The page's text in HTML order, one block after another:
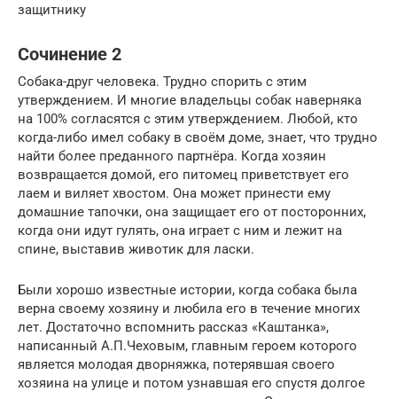
защитнику
Сочинение 2
Собака-друг человека. Трудно спорить с этим
утверждением. И многие владельцы собак наверняка
на 100% согласятся с этим утверждением. Любой, кто
когда-либо имел собаку в своём доме, знает, что трудно
найти более преданного партнёра. Когда хозяин
возвращается домой, его питомец приветствует его
лаем и виляет хвостом. Она может принести ему
домашние тапочки, она защищает его от посторонних,
когда они идут гулять, она играет с ним и лежит на
спине, выставив животик для ласки.
Были хорошо известные истории, когда собака была
верна своему хозяину и любила его в течение многих
лет. Достаточно вспомнить рассказ «Каштанка»,
написанный А.П.Чеховым, главным героем которого
является молодая дворняжка, потерявшая своего
хозяина на улице и потом узнавшая его спустя долгое